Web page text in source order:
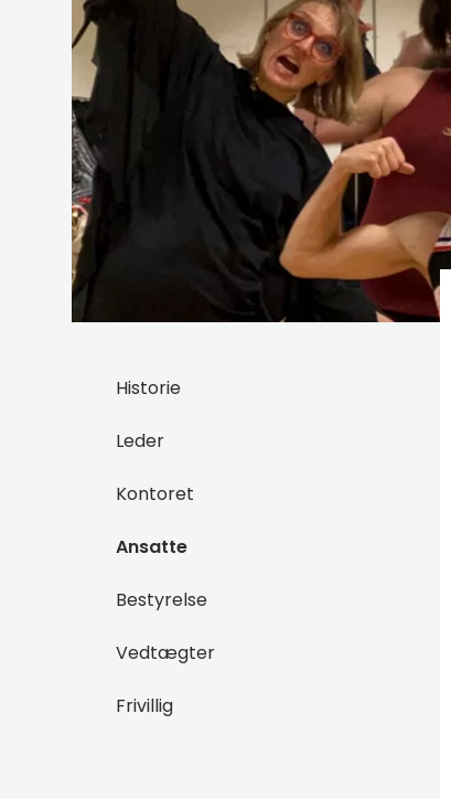
Historie
Leder
Kontoret
Ansatte
Bestyrelse
Vedtægter
Frivillig